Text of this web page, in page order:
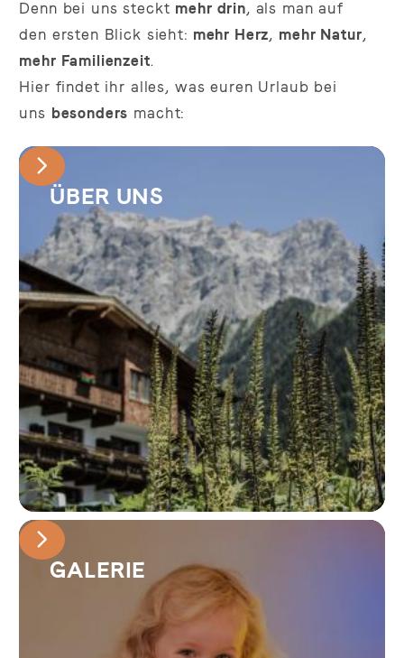
Denn bei uns steckt mehr drin, als man auf
den ersten Blick sieht: mehr Herz, mehr Natur,
mehr Familienzeit.
Hier findet ihr alles, was euren Urlaub bei
uns besonders macht:
ÜBER UNS
GALERIE